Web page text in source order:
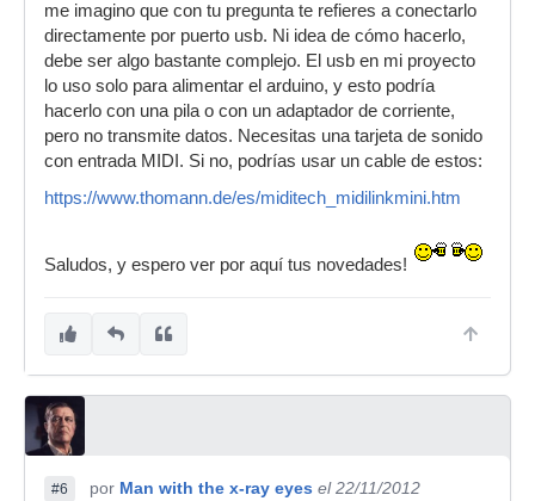
me imagino que con tu pregunta te refieres a conectarlo
directamente por puerto usb. Ni idea de cómo hacerlo,
debe ser algo bastante complejo. El usb en mi proyecto
lo uso solo para alimentar el arduino, y esto podría
hacerlo con una pila o con un adaptador de corriente,
pero no transmite datos. Necesitas una tarjeta de sonido
con entrada MIDI. Si no, podrías usar un cable de estos:
https://www.thomann.de/es/miditech_midilinkmini.htm
Saludos, y espero ver por aquí tus novedades!
#6 por Man with the x-ray eyes el 22/11/2012